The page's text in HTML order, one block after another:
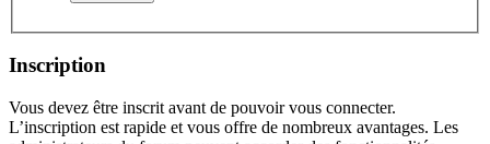
Inscription
Vous devez être inscrit avant de pouvoir vous connecter.
L’inscription est rapide et vous offre de nombreux avantages. Les